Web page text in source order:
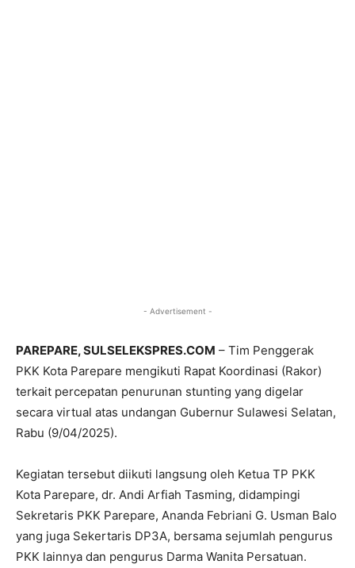
- Advertisement -
PAREPARE, SULSELEKSPRES.COM – Tim Penggerak
PKK Kota Parepare mengikuti Rapat Koordinasi (Rakor)
terkait percepatan penurunan stunting yang digelar
secara virtual atas undangan Gubernur Sulawesi Selatan,
Rabu (9/04/2025).
Kegiatan tersebut diikuti langsung oleh Ketua TP PKK
Kota Parepare, dr. Andi Arfiah Tasming, didampingi
Sekretaris PKK Parepare, Ananda Febriani G. Usman Balo
yang juga Sekertaris DP3A, bersama sejumlah pengurus
PKK lainnya dan pengurus Darma Wanita Persatuan.